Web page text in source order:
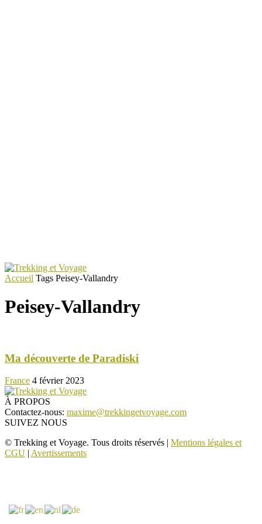
Accueil Tags Peisey-Vallandry
Peisey-Vallandry
Ma découverte de Paradiski
France 4 février 2023
À PROPOS
Contactez-nous: maxime@trekkingetvoyage.com
SUIVEZ NOUS
© Trekking et Voyage. Tous droits réservés | Mentions légales et
CGU | Avertissements